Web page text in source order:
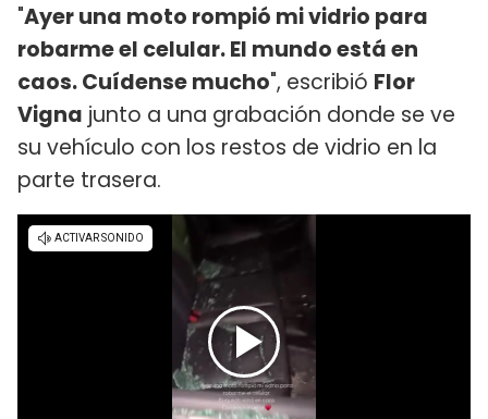
"Ayer una moto rompió mi vidrio para
robarme el celular. El mundo está en
caos. Cuídense mucho", escribió Flor
Vigna junto a una grabación donde se ve
su vehículo con los restos de vidrio en la
parte trasera.